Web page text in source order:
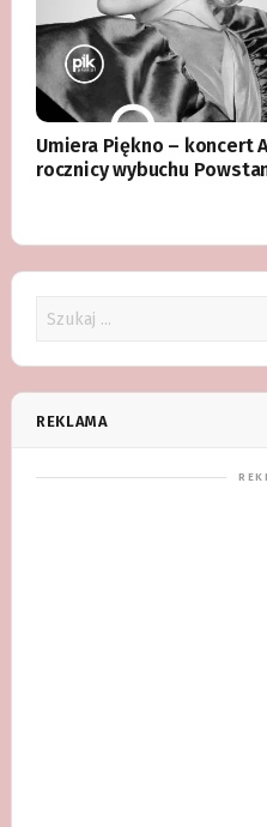
Umiera Piękno – koncert
rocznicy wybuchu
REKLAMA